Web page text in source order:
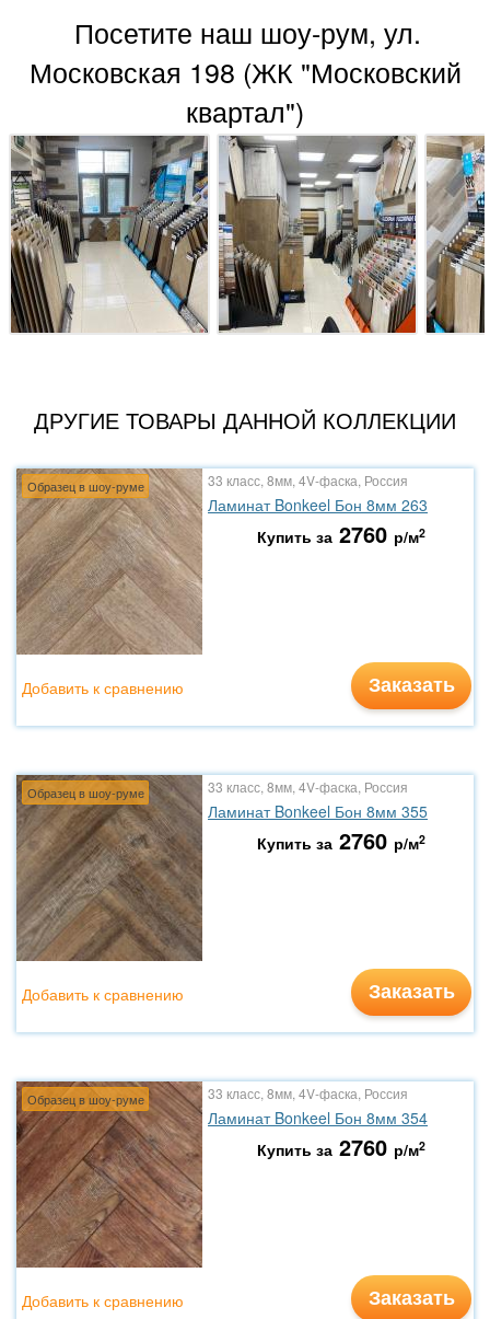
Посетите наш шоу-рум, ул.
Московская 198 (ЖК "Московский
квартал")
ДРУГИЕ ТОВАРЫ ДАННОЙ КОЛЛЕКЦИИ
Образец в шоу-руме 33 класс, 8мм, 4V-фаска, Россия
Ламинат Bonkeel Бон 8мм 263
Купить за 2760 р/м2
Заказать
Добавить к сравнению
Образец в шоу-руме 33 класс, 8мм, 4V-фаска, Россия
Ламинат Bonkeel Бон 8мм 355
Купить за 2760 р/м2
Заказать
Добавить к сравнению
Образец в шоу-руме 33 класс, 8мм, 4V-фаска, Россия
Ламинат Bonkeel Бон 8мм 354
Купить за 2760 р/м2
Заказать
Добавить к сравнению